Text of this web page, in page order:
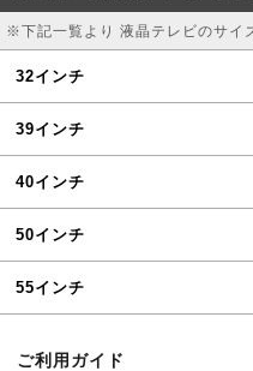
※下記一覧より 液晶テレビのサイ
32インチ
39インチ
40インチ
50インチ
55インチ
ご利用ガイド